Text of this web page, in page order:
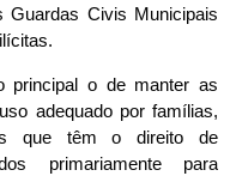
Guardas Civis Municipais
principal o de manter as
adequado por famílias,
que têm o direito de
primariamente para